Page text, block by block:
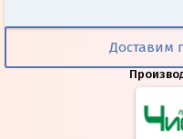
Доставим